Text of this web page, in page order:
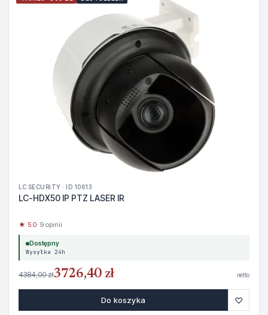
LC SECURITY · ID 10613
LC-HDX50 IP PTZ LASER IR
★ 5.0· 9 opinii
Dostępny
Wysyłka 24h
4384,00 zł3726,40 zł netto
Do koszyka ♡